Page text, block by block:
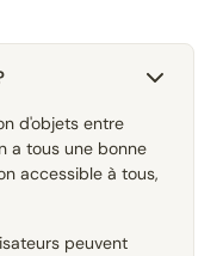
d'objets entre
a tous une bonne
accessible à tous,
peuvent